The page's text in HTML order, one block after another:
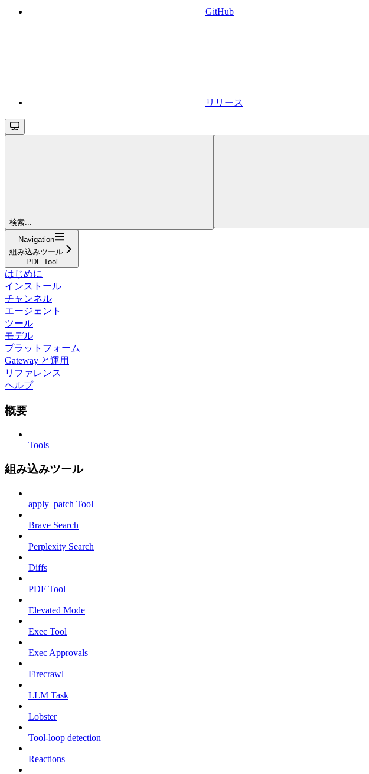
GitHub
リリース
検索...
Navigation
組み込みツール
PDF Tool
はじめに
インストール
チャンネル
エージェント
ツール
モデル
プラットフォーム
Gateway と運用
リファレンス
ヘルプ
概要
Tools
組み込みツール
apply_patch Tool
Brave Search
Perplexity Search
Diffs
PDF Tool
Elevated Mode
Exec Tool
Exec Approvals
Firecrawl
LLM Task
Lobster
Tool-loop detection
Reactions